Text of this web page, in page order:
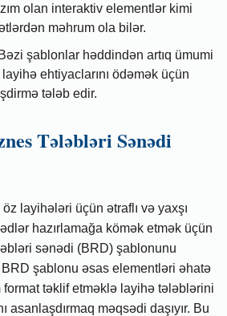
olan interaktiv elementlər kimi
məhrum ola bilər.
şablonlar həddindən artıq ümumi
ehtiyaclarını ödəmək üçün
tələb edir.
Tələbləri Sənədi
layihələri üçün ətraflı və yaxşı
hazırlamağa kömək etmək üçün
sənədi (BRD) şablonunu
şablonu əsas elementləri əhatə
format təklif etməklə layihə tələblərini
asanlaşdırmaq məqsədi daşıyır. Bu